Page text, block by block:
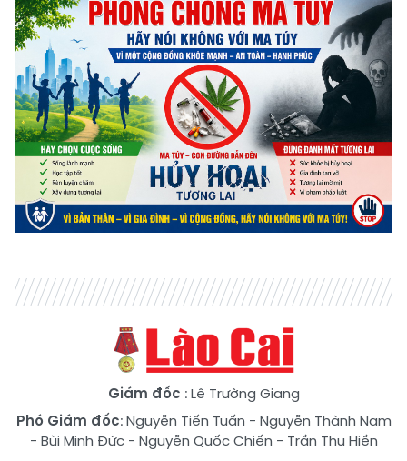
Giám đốc : Lê Trường Giang
Phó Giám đốc:Nguyễn Tiến Tuấn - Nguyễn Thành Nam
- Bùi Minh Đức- Nguyễn Quốc Chiến - Trần Thu Hiền